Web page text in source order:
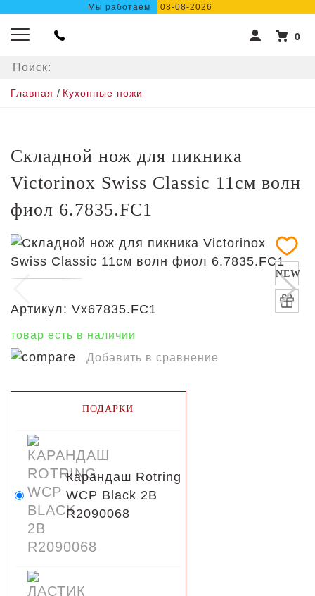
Мы работаем 08-08-2026
0
Главная / Кухонные ножи
Складной нож для пикника
Victorinox Swiss Classic 11см волн
фиол 6.7835.FC1
NEW
Артикул: Vx67835.FC1
товар есть в наличии
Добавить в сравнение
ПОДАРКИ
Карандаш Rotring
WCP Black 2B
R2090068